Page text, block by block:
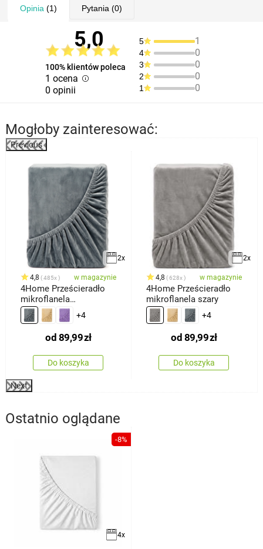
Opinia (1) Pytania (0)
5,0
100% klientów poleca
1 ocena
0 opinii
5 1
4 0
3 0
2 0
1 0
Mogłoby zainteresować:
Previous
2x
4,8 485x w magazynie
4Home Prześcieradło
mikroflanela
ciemnoszary
+4
od 89,99zł
Do koszyka
2x
4,8 628x w magazynie
4Home Prześcieradło
mikroflanela szary
+4
od 89,99zł
Do koszyka
Next
Ostatnio oglądane
-8%
4x